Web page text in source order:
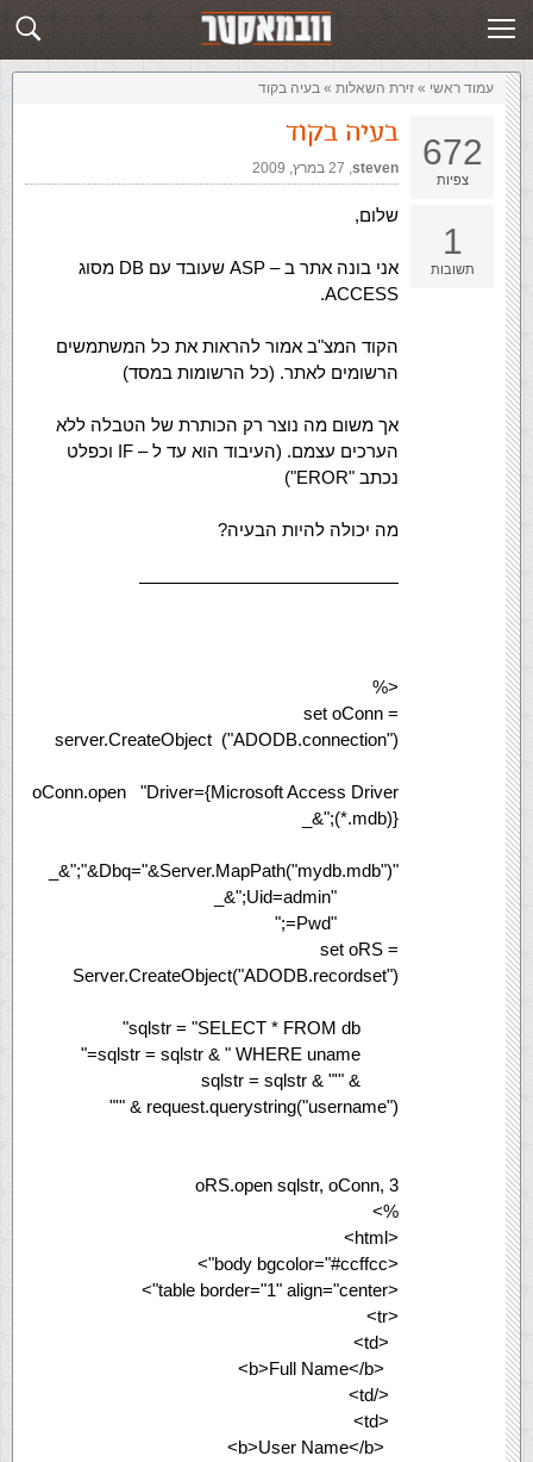
שלח תשובה זירת השאלות
עמוד ראשי » ‏זירת השאלות‏ » בעיה בקוד
672
צפיות
1
תשובות
בעיה בקוד
steven
,‏ 27 במרץ, 2009
שלום,
אני בונה אתר ב – ASP שעובד עם DB מסוג
ACCESS.
הקוד המצ"ב אמור להראות את כל המשתמשים
הרשומים לאתר. (כל הרשומות במסד)
אך משום מה נוצר רק הכותרת של הטבלה ללא
הערכים עצמם. (העיבוד הוא עד ל – IF וכפלט
נכתב "EROR")
מה יכולה להיות הבעיה?
——————————————–
<%
set oConn =
server.CreateObject ("ADODB.connection")
oConn.open "Driver={Microsoft Access Driver
(*.mdb)};"&_
"Dbq="&Server.MapPath("mydb.mdb")&";"&_
"Uid=admin;"&_
"Pwd=;"
set oRS =
Server.CreateObject("ADODB.recordset")
sqlstr = sqlstr & "'" &
request.querystring("username") & "'"
oRS.open sqlstr, oConn, 3
%>
<html>
<body bgcolor="#ccffcc">
<table border="1" align="center">
<tr>
<td>
<b>Full Name</b>
</td>
<td>
<b>User Name</b>